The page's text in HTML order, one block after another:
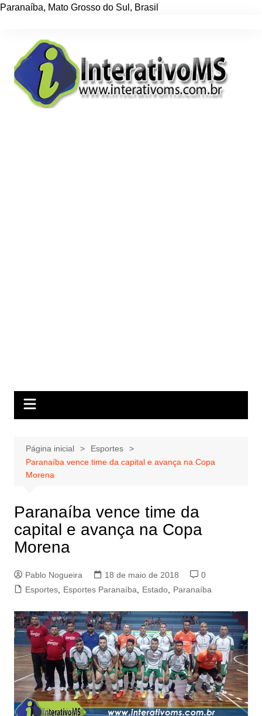
Paranaíba, Mato Grosso do Sul , Brasil
conteúdo
Página inicial
Esportes
Paranaíba vence time da capital e avança na Copa
Morena
Paranaíba vence time da
capital e avança na Copa
Morena
Pablo Nogueira 18 de maio de 2018
0
Esportes, Esportes Paranaíba Estado, Paranaíba